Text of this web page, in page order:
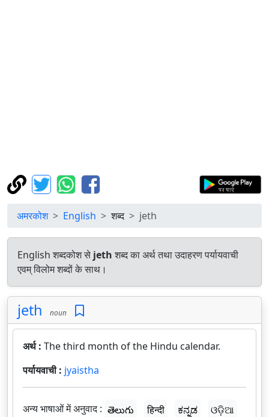
अमरकोश English शब्द jeth
English शब्दकोश से jethशब्द का अर्थ तथा उदाहरण पर्यायवाची
एवम् विलोम शब्दों के साथ।
jeth noun
अर्थ : The third month of the Hindu calendar.
पर्यायवाची : jyaistha
अन्य भाषाओं में अनुवाद : తెలుగు हिन्दी ಕನ್ನಡ
ଓଡ଼ିଆ